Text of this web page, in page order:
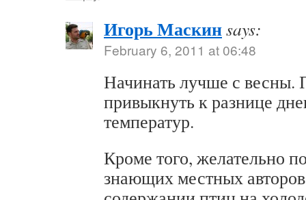
Игорь Маскинsays:
February 6, 2011 at 06:48
Начинать лучше с
привыкнуть к разнице
температур.
Кроме того, желательно
знающих местных